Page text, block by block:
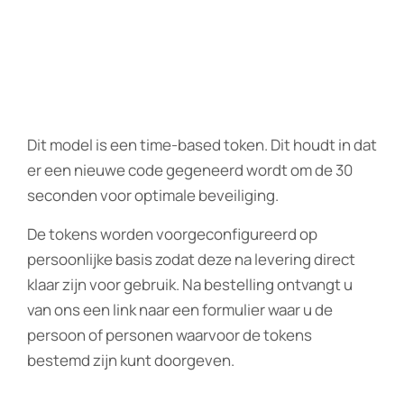
Dit model is een time-based token. Dit houdt in dat
er een nieuwe code gegeneerd wordt om de 30
seconden voor optimale beveiliging.
De tokens worden voorgeconfigureerd op
persoonlijke basis zodat deze na levering direct
klaar zijn voor gebruik. Na bestelling ontvangt u
van ons een link naar een formulier waar u de
persoon of personen waarvoor de tokens
bestemd zijn kunt doorgeven.